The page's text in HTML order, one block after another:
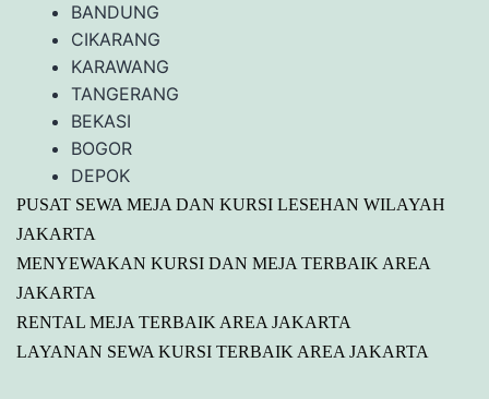
BANDUNG
CIKARANG
KARAWANG
TANGERANG
BEKASI
BOGOR
DEPOK
PUSAT SEWA MEJA DAN KURSI LESEHAN WILAYAH
JAKARTA
MENYEWAKAN KURSI DAN MEJA TERBAIK AREA
JAKARTA
RENTAL MEJA TERBAIK AREA JAKARTA
LAYANAN SEWA KURSI TERBAIK AREA JAKARTA